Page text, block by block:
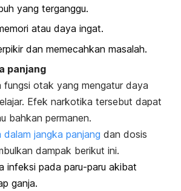
yang terganggu.
atau daya ingat.
dan memecahkan masalah.
panjang
fungsi otak yang mengatur daya
Efek narkotika tersebut dapat
bahkan permanen.
dalam jangka panjang dan dosis
dampak berikut ini.
infeksi pada paru-paru akibat
ganja.